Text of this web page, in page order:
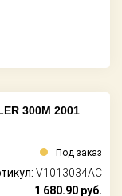
300M 2001
Под заказ
V1013034AC
1 680.90 руб.